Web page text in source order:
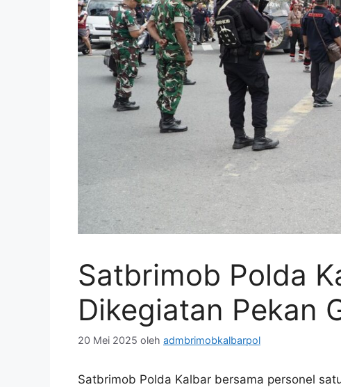
Satbrimob Polda
Dikegiatan Pekan
20 Mei 2025 oleh admbrimobkalbarpol
Satbrimob Polda Kalbar bersama personel